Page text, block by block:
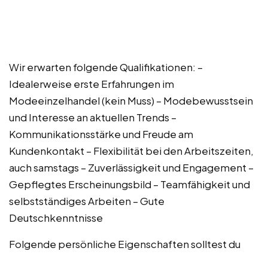
Wir erwarten folgende Qualifikationen: –
Idealerweise erste Erfahrungen im
Modeeinzelhandel (kein Muss) – Modebewusstsein
und Interesse an aktuellen Trends –
Kommunikationsstärke und Freude am
Kundenkontakt – Flexibilität bei den Arbeitszeiten,
auch samstags – Zuverlässigkeit und Engagement –
Gepflegtes Erscheinungsbild – Teamfähigkeit und
selbstständiges Arbeiten – Gute
Deutschkenntnisse
Folgende persönliche Eigenschaften solltest du